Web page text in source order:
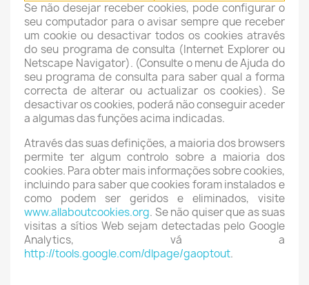
Se não desejar receber cookies, pode configurar o
seu computador para o avisar sempre que receber
um cookie ou desactivar todos os cookies através
do seu programa de consulta (Internet Explorer ou
Netscape Navigator). (Consulte o menu de Ajuda do
seu programa de consulta para saber qual a forma
correcta de alterar ou actualizar os cookies). Se
desactivar os cookies, poderá não conseguir aceder
a algumas das funções acima indicadas.
Através das suas definições, a maioria dos browsers
permite ter algum controlo sobre a maioria dos
cookies. Para obter mais informações sobre cookies,
incluindo para saber que cookies foram instalados e
como podem ser geridos e eliminados, visite
www.allaboutcookies.org. Se não quiser que as suas
visitas a sítios Web sejam detectadas pelo Google
Analytics, vá a
http://tools.google.com/dlpage/gaoptout.